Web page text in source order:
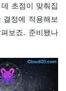
초점이 맞춰집
정에 적용해보
보죠. 준비됐나